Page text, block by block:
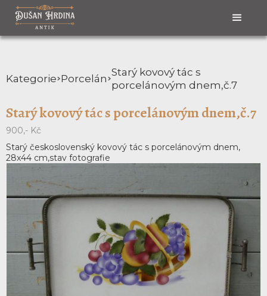
Kategorie Porcelán
Starý kovový tác s
porcelánovým dnem,č.7
Starý kovový tác s porcelánovým dnem,č.7
900,- Kč
Starý československý kovový tác s porcelánovým dnem,
28x44 cm,stav fotografie